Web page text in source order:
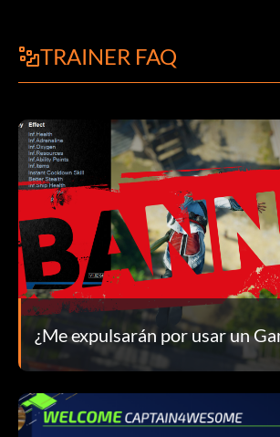
TRAINER FAQ
¿Me expulsarán por usar un